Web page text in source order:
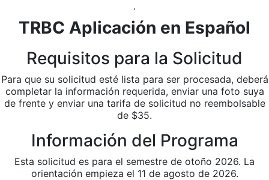
.
TRBC Aplicación en Español
Requisitos para la Solicitud
Para que su solicitud esté lista para ser procesada, deberá
completar la información requerida, enviar una foto suya
de frente y enviar una tarifa de solicitud no reembolsable
de $35.
Información del Programa
Esta solicitud es para el semestre de otoño 2026. La
orientación empieza el 11 de agosto de 2026.